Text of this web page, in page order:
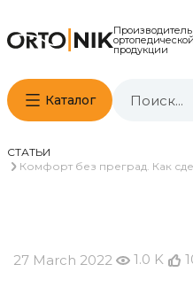
Производитель
ортопедической
продукции
Каталог
СТАТЬИ
Комфорт без преград. Как
27 March 2022 1.0 K